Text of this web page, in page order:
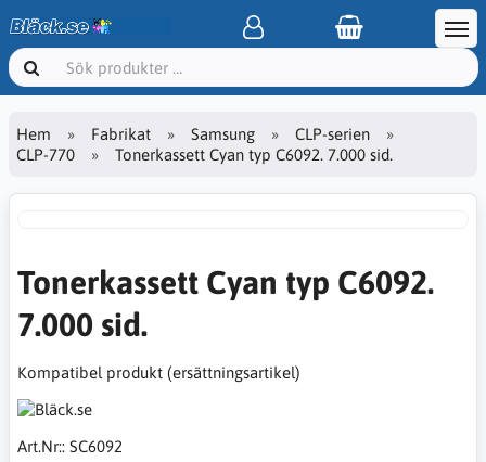
Hem Fabrikat Samsung
CLP-serien
CLP-770
Tonerkassett Cyan typ C6092. 7.000 sid.
Tonerkassett Cyan typ C6092.
7.000 sid.
Kompatibel produkt (ersättningsartikel)
Art.Nr:: SC6092